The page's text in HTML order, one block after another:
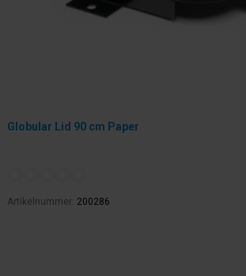
Globular Lid 90 cm Paper
Artikelnummer: 200286